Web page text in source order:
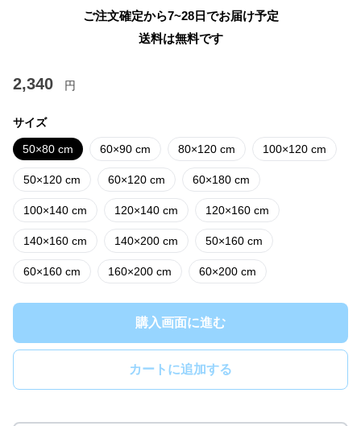
ご注文確定から7~28日でお届け予定
送料は無料です
2,340 円
サイズ
50×80 cm 60×90 cm 80×120 cm 100×120 cm
50×120 cm 60×120 cm 60×180 cm
100×140 cm 120×140 cm 120×160 cm
140×160 cm 140×200 cm 50×160 cm
60×160 cm 160×200 cm 60×200 cm
購入画面に進む
カートに追加する